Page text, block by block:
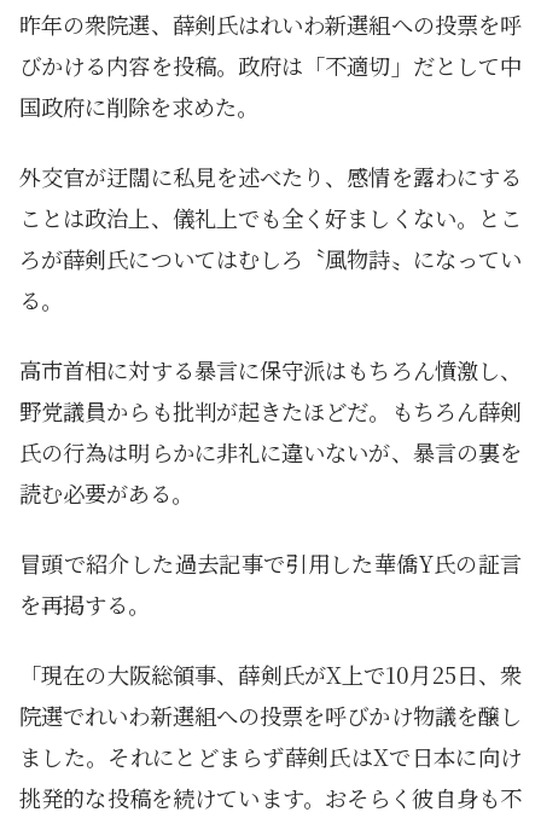
昨年の衆院選、薛剣氏はれいわ新選組への投票を呼
びかける内容を投稿。政府は「不適切」だとして中
国政府に削除を求めた。
外交官が迂闊に私見を述べたり、感情を露わにする
ことは政治上、儀礼上でも全く好ましくない。とこ
ろが薛剣氏についてはむしろ〝風物詩〟になってい
る。
高市首相に対する暴言に保守派はもちろん憤激し、
野党議員からも批判が起きたほどだ。もちろん薛剣
氏の行為は明らかに非礼に違いないが、暴言の裏を
読む必要がある。
冒頭で紹介した過去記事で引用した華僑Y氏の証言
を再掲する。
「現在の大阪総領事、薛剣氏がX上で10月25日、衆
院選でれいわ新選組への投票を呼びかけ物議を醸し
ました。それにとどまらず薛剣氏はXで日本に向け
挑発的な投稿を続けています。おそらく彼自身も不